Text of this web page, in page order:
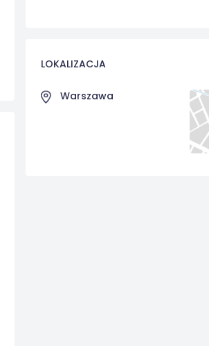
LOKALIZACJA
Warszawa